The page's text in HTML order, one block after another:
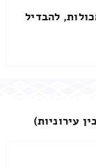
להבדיל
עירוניות)